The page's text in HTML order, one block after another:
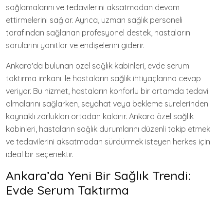
sağlamalarını ve tedavilerini aksatmadan devam
ettirmelerini sağlar. Ayrıca, uzman sağlık personeli
tarafından sağlanan profesyonel destek, hastaların
sorularını yanıtlar ve endişelerini giderir.
Ankara'da bulunan özel sağlık kabinleri, evde serum
taktırma imkanı ile hastaların sağlık ihtiyaçlarına cevap
veriyor. Bu hizmet, hastaların konforlu bir ortamda tedavi
olmalarını sağlarken, seyahat veya bekleme sürelerinden
kaynaklı zorlukları ortadan kaldırır. Ankara özel sağlık
kabinleri, hastaların sağlık durumlarını düzenli takip etmek
ve tedavilerini aksatmadan sürdürmek isteyen herkes için
ideal bir seçenektir.
Ankara’da Yeni Bir Sağlık Trendi:
Evde Serum Taktırma